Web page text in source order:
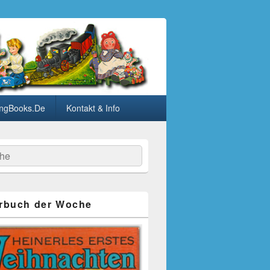
Kontakt & Info
der Woche